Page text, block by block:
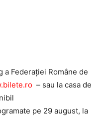
Federației Române de
– sau la casa de
pe 29 august, la